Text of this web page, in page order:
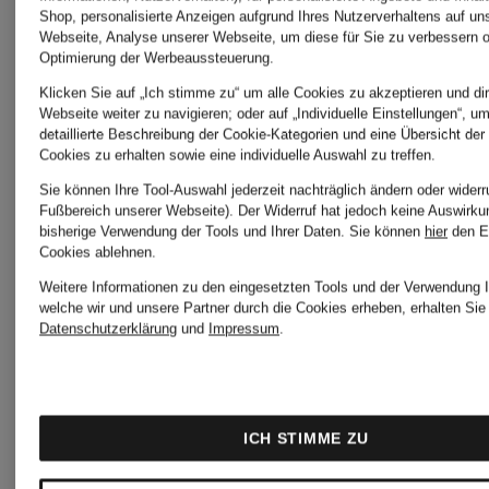
Hoodies
JACQUEMUS
Hoodies
JORDAN
Hoodies
STONE
ISLAND
Hoodies
Shop, personalisierte Anzeigen aufgrund Ihres Nutzerverhaltens auf
Webseite, Analyse unserer Webseite, um diese für Sie zu verbessern
Optimierung der Werbeaussteuerung.
Klicken Sie auf „Ich stimme zu“ um alle Cookies zu akzeptieren und
Webseite weiter zu navigieren; oder auf „Individuelle Einstellungen“,
detaillierte Beschreibung der Cookie-Kategorien und eine Übersicht
Cookies zu erhalten sowie eine individuelle Auswahl zu treffen.
Sie können Ihre Tool-Auswahl jederzeit nachträglich ändern oder
Fußbereich unserer Webseite). Der Widerruf hat jedoch keine
bisherige Verwendung der Tools und Ihrer Daten. Sie können hier den
Cookies ablehnen.
Weitere Informationen zu den eingesetzten Tools und der Verwendung
welche wir und unsere Partner durch die Cookies erheben, erhalten
Datenschutzerklärung und Impressum.
ICH STIMME ZU